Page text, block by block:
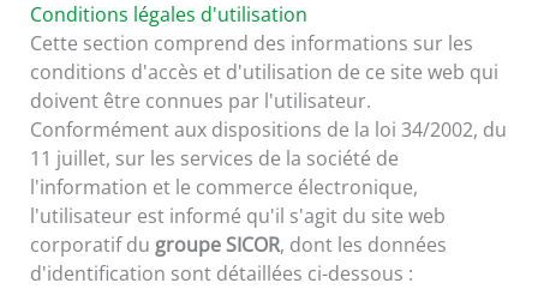
Conditions légales d'utilisation
Cette section comprend des informations sur les
conditions d'accès et d'utilisation de ce site web qui
doivent être connues par l'utilisateur.
Conformément aux dispositions de la loi 34/2002, du
11 juillet, sur les services de la société de
l'information et le commerce électronique,
l'utilisateur est informé qu'il s'agit du site web
corporatif du groupe SICOR, dont les données
d'identification sont détaillées ci-dessous :